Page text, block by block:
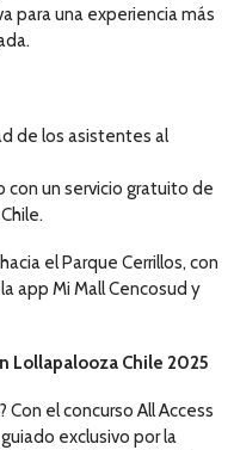
para una experiencia más
de los asistentes al
con un servicio gratuito de
el Parque Cerrillos, con
app Mi Mall Cencosud y
Lollapalooza Chile 2025
el concurso All Access
exclusivo por la